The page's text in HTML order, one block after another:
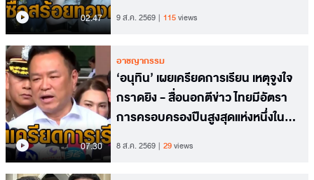
02.47 9 ส.ค. 2569 115views
07.30
อาชญากรรม
‘อนุทิน’ เผยเครียดการเรียน เหตุจูงใจ
กราดยิง - สื่อนอกตีข่าว ไทยมีอัตรา
การครอบครองปืนสูงสุดแห่งหนึ่งใน
8 ส.ค. 2569 29views